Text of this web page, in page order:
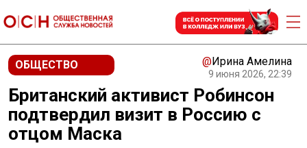
ОБЩЕСТВО @Ирина Амелина
9 июня 2026, 22:39
Британский активист Робинсон
подтвердил визит в Россию с
отцом Маска